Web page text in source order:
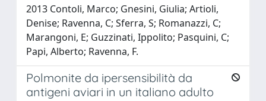
2013 Contoli, Marco; Gnesini, Giulia; Artioli,
Denise; Ravenna, C; Sferra, S; Romanazzi, C;
Marangoni, E; Guzzinati, Ippolito; Pasquini, C;
Papi, Alberto; Ravenna, F.
Polmonite da ipersensibilità da
antigeni aviari in un italiano adulto